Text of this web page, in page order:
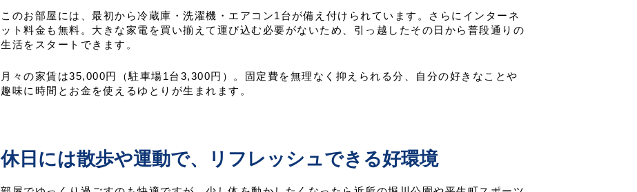
このお部屋には、最初から冷蔵庫・洗濯機・エアコン1台が備え付けられています。さらにインターネ
ット料金も無料。大きな家電を買い揃えて運び込む必要がないため、引っ越したその日から普段通りの
生活をスタートできます。
月々の家賃は35,000円（駐車場1台3,300円）。固定費を無理なく抑えられる分、自分の好きなことや
趣味に時間とお金を使えるゆとりが生まれます。
休日には散歩や運動で、リフレッシュできる好環境